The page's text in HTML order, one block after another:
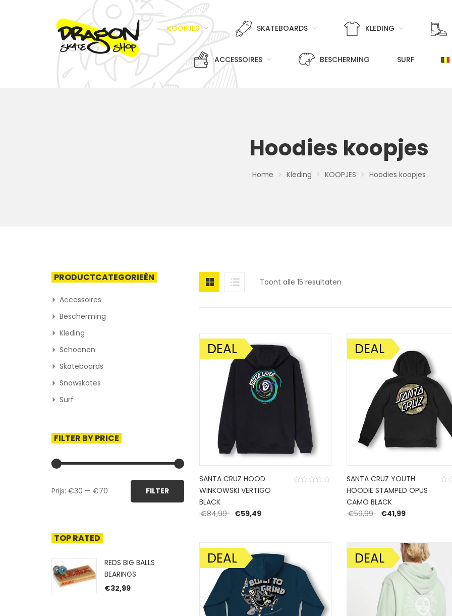
KOOPJES SKATEBOARDS KLEDING
ACCESSOIRES BESCHERMING SURF
Hoodies koopjes
Home Kleding KOOPJES Hoodies koopjes
PRODUCTCATEGORIEËN
Accessoires
Bescherming
Kleding
Schoenen
Skateboards
Snowskates
Surf
FILTER BY PRICE
prijs
prijs
FILTER
Prijs: €30 — €70
TOP RATED
REDS BIG BALLS
BEARINGS
€32,99
Toont alle 15 resultatenGesorteerd
AANBIEDING!
DEAL
SANTA CRUZ HOOD
WINKOWSKI VERTIGO
BLACK
€84,99 Oorspronkelijke prijs was: €84,99.
€59,49
AANBIEDING!
DEAL
SANTA CRUZ YOUTH
HOODIE STAMPED OPUS
CAMO BLACK
€59,99 Oorspronkelijke prijs
€41,99
AANBIEDING!
DEAL AANBIEDING!
DEAL